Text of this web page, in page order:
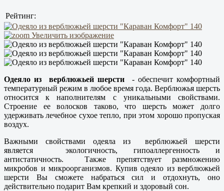
Рейтинг:
Увеличить изображение
Одеяло из верблюжьей шерсти - обеспечит комфортный
температурный режим в любое время года. Верблюжья шерсть
относится к наполнителям с уникальными свойствами.
Строение ее волосков таково, что шерсть может долго
удерживать лечебное сухое тепло, при этом хорошо пропуская
воздух.
Важными свойствами одеяла из верблюжьей шерсти
является экологичность, гипоаллергенность и
антистатичность. Также препятствует размножению
микробов и микроорганизмов. Купив одеяло из верблюжьей
шерсти Вы сможете набраться сил и отдохнуть, оно
действительно подарит Вам крепкий и здоровый сон.